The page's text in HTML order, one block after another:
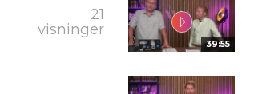
21
visninger
39:55